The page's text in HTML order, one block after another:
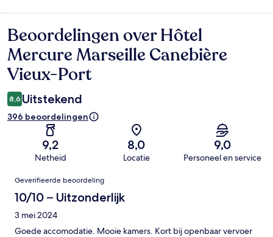
Beoordelingen
Beoordelingen over Hôtel
Mercure Marseille Canebière
Vieux-Port
8,6 Uitstekend
396 beoordelingen
9,2
Netheid
8,0
Locatie
9,0
Personeel en service
Beoordelingen
Geverifieerde beoordeling
10/10 – Uitzonderlijk
3 mei 2024
Goede accomodatie. Mooie kamers. Kort bij openbaar vervoer